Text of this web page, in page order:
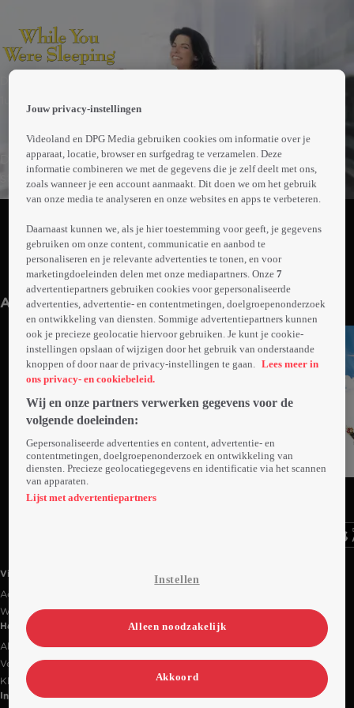
De alleenstaande Lucy redt Peter, een man op wie ze
stiekem verliefd is, van een ongeluk. In het ziekenhuis
wordt ze per vergissing aangezien voor zijn verloofde.
gehecht aan zijn warme familie, en vooral aan zijn broer
Jack. Wat begint als een onschuldige leugen, groeit uit
tot een romantisch dilemma als Lucy haar ware
gevoelens en identiteit onder ogen moet zien.
Abonneren op Videoland
Meer
info
Anderen kijken ook
Ga
naar
Videoland
Actiecode
Werken bij RTL
Handige links
Alle films & series
Veelgestelde vragen
Klantenservice
Informatie
Jouw privacy-instellingen
Videoland en DPG Media gebruiken cookies om informatie over je
apparaat, locatie, browser en surfgedrag te verzamelen. Deze
informatie combineren we met de gegevens die je zelf deelt met ons,
zoals wanneer je een account aanmaakt. Dit doen we om het gebruik
van onze media te analyseren en onze websites en apps te verbeteren.
Daarnaast kunnen we, als je hier toestemming voor geeft, je gegevens
gebruiken om onze content, communicatie en aanbod te
personaliseren en je relevante advertenties te tonen, en voor
marketingdoeleinden delen met onze mediapartners. Onze7
advertentiepartners gebruiken cookies voor gepersonaliseerde
advertenties, advertentie- en contentmetingen, doelgroepenonderzoek
en ontwikkeling van diensten. Sommige advertentiepartners kunnen
ook je precieze geolocatie hiervoor gebruiken. Je kunt je cookie-
instellingen opslaan of wijzigen door het gebruik van onderstaande
knoppen of door naar de privacy-instellingen te gaan.
Lees meer in
ons privacy- en cookiebeleid.
Wij en onze partners verwerken gegevens voor de
volgende doeleinden:
Gepersonaliseerde advertenties en content, advertentie- en
contentmetingen, doelgroepenonderzoek en ontwikkeling van
diensten. Precieze geolocatiegegevens en identificatie via het scannen
van apparaten.
Lijst met advertentiepartners
Instellen
Alleen noodzakelijk
Akkoord